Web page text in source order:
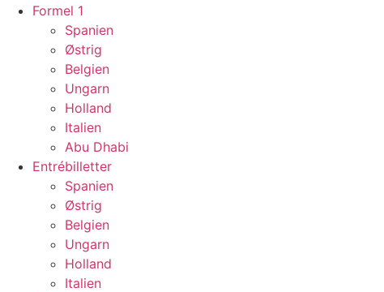
Formel 1
Spanien
Østrig
Belgien
Ungarn
Holland
Italien
Abu Dhabi
Entrébilletter
Spanien
Østrig
Belgien
Ungarn
Holland
Italien